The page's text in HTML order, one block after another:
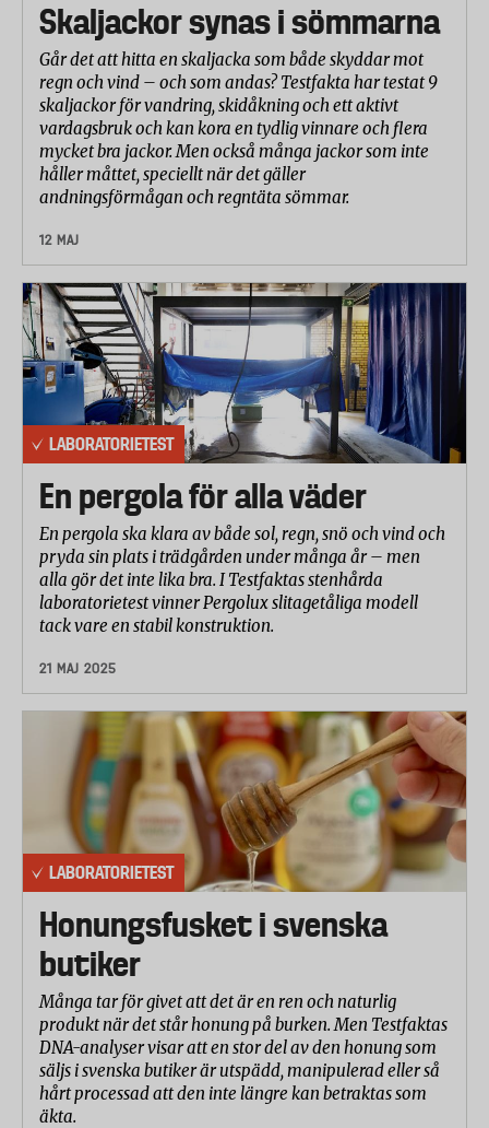
Skaljackor synas i sömmarna
Går det att hitta en skaljacka som både skyddar mot
regn och vind – och som andas? Testfakta har testat 9
skaljackor för vandring, skidåkning och ett aktivt
vardagsbruk och kan kora en tydlig vinnare och flera
mycket bra jackor. Men också många jackor som inte
håller måttet, speciellt när det gäller
andningsförmågan och regntäta sömmar.
12 MAJ
LABORATORIETEST
En pergola för alla väder
En pergola ska klara av både sol, regn, snö och vind och
pryda sin plats i trädgården under många år – men
alla gör det inte lika bra. I Testfaktas stenhårda
laboratorietest vinner Pergolux slitagetåliga modell
tack vare en stabil konstruktion.
21 MAJ 2025
LABORATORIETEST
Honungsfusket i svenska
butiker
Många tar för givet att det är en ren och naturlig
produkt när det står honung på burken. Men Testfaktas
DNA-analyser visar att en stor del av den honung som
säljs i svenska butiker är utspädd, manipulerad eller så
hårt processad att den inte längre kan betraktas som
äkta.